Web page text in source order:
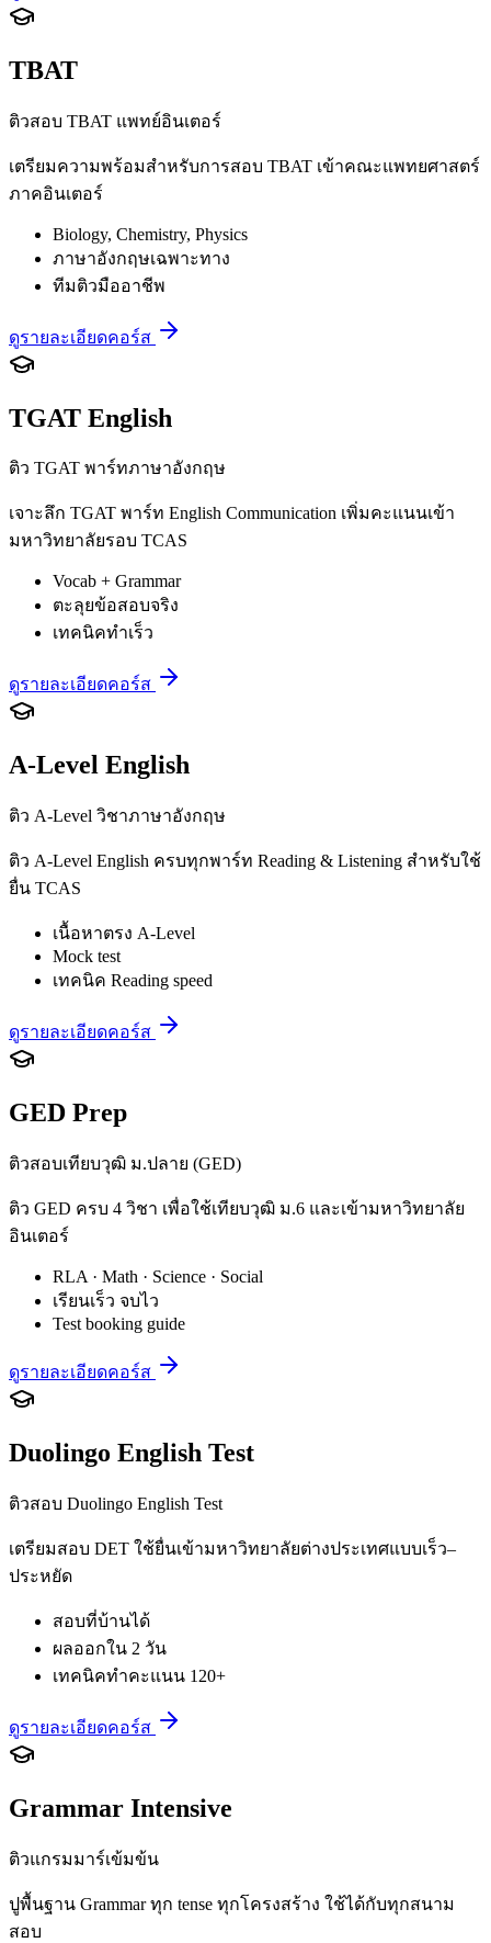
TBAT
ติวสอบ TBAT แพทย์อินเตอร์
เตรียมความพร้อมสำหรับการสอบ TBAT เข้าคณะแพทยศาสตร์
ภาคอินเตอร์
Biology, Chemistry, Physics
ภาษาอังกฤษเฉพาะทาง
ทีมติวมืออาชีพ
ดูรายละเอียดคอร์ส
TGAT English
ติว TGAT พาร์ทภาษาอังกฤษ
เจาะลึก TGAT พาร์ท English Communication เพิ่มคะแนนเข้า
มหาวิทยาลัยรอบ TCAS
Vocab + Grammar
ตะลุยข้อสอบจริง
เทคนิคทำเร็ว
ดูรายละเอียดคอร์ส
A-Level English
ติว A-Level วิชาภาษาอังกฤษ
ติว A-Level English ครบทุกพาร์ท Reading & Listening สำหรับใช้
ยื่น TCAS
เนื้อหาตรง A-Level
Mock test
เทคนิค Reading speed
ดูรายละเอียดคอร์ส
GED Prep
ติวสอบเทียบวุฒิ ม.ปลาย (GED)
ติว GED ครบ 4 วิชา เพื่อใช้เทียบวุฒิ ม.6 และเข้ามหาวิทยาลัย
อินเตอร์
RLA · Math · Science · Social
เรียนเร็ว จบไว
Test booking guide
ดูรายละเอียดคอร์ส
Duolingo English Test
ติวสอบ Duolingo English Test
เตรียมสอบ DET ใช้ยื่นเข้ามหาวิทยาลัยต่างประเทศแบบเร็ว–
ประหยัด
สอบที่บ้านได้
ผลออกใน 2 วัน
เทคนิคทำคะแนน 120+
ดูรายละเอียดคอร์ส
Grammar Intensive
ติวแกรมมาร์เข้มข้น
ปูพื้นฐาน Grammar ทุก tense ทุกโครงสร้าง ใช้ได้กับทุกสนาม
สอบ